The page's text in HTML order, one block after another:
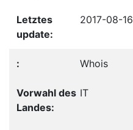
2017-08-16
Whois
IT